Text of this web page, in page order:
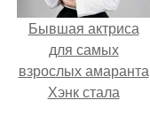
Бывшая актриса
для самых
взрослых амаранта
Хэнк стала